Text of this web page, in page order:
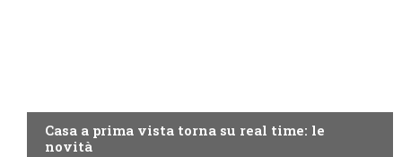
Casa a prima vista torna su real time: le
novità